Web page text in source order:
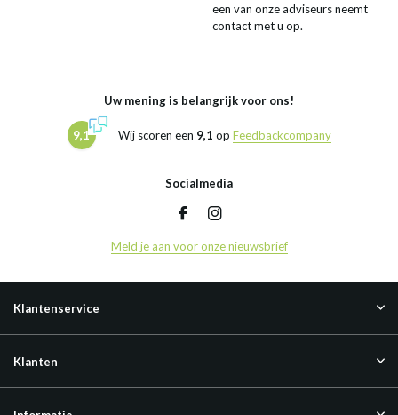
een van onze adviseurs neemt
contact met u op.
Uw mening is belangrijk voor ons!
9,1 Wij scoren een 9,1 op Feedbackcompany
Socialmedia
Meld je aan voor onze nieuwsbrief
Klantenservice
Klanten